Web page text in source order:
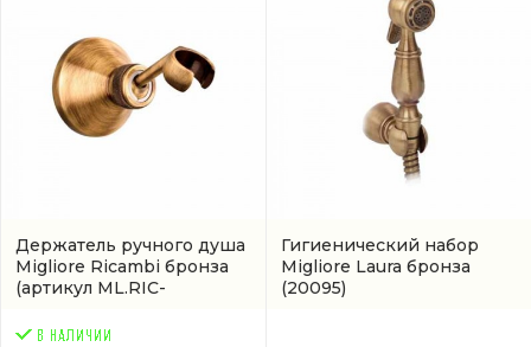
Держатель ручного душа
Migliore Ricambi бронза
(артикул ML.RIC-
Гигиенический набор
Migliore Laura бронза
(20095)